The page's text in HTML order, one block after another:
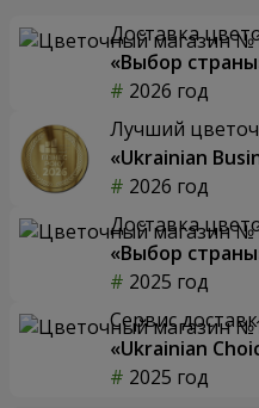
Доставка
«Выбор
2026 год
Лучший
«Ukrainian
2026 год
Доставка
«Выбор
2025 год
Сервис
«Ukrainian
2025 год